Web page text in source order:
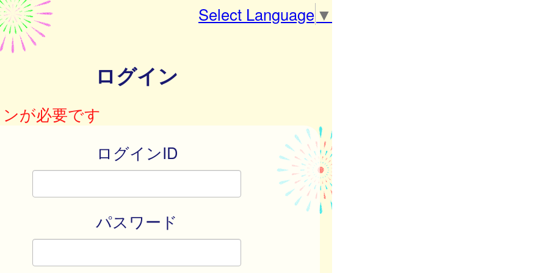
Select Language ▼
ログイン
が必要です
ログインID
パスワード